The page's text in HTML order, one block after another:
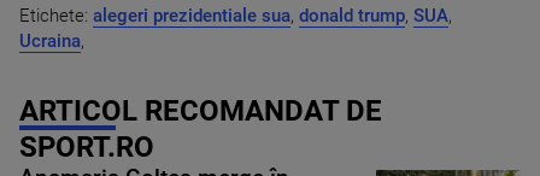
Etichete: alegeri prezidentiale sua, donald trump, SUA,
Ucraina,
ARTICOL RECOMANDAT DE
SPORT.RO